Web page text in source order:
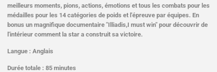
meilleurs moments, pions, actions, émotions et tous les combats pour les
médailles pour les 14 catégories de poids et l'épreuve par équipes. En
bonus un magnifique documentaire "Illiadis,I must win" pour découvrir de
l'intérieur comment la star a construit sa victoire.
Langue : Anglais
Durée totale : 85 minutes